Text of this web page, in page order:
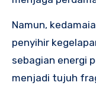
Namun,
penyihir
sebagian energi
menjadi tujuh